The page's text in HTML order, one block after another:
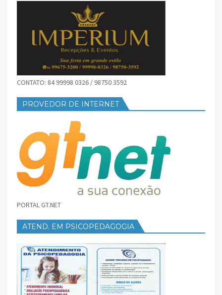
CONTATO: 84 99998 0326 / 98750 3592
PROVEDOR DE INTERNET
PORTAL GT.NET
ATEND. EM PSICOPEDAGOGIA